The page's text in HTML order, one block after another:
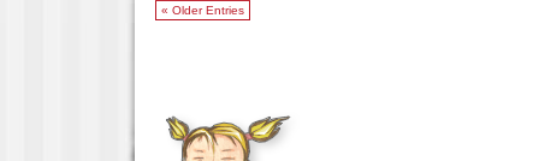
« Older Entries